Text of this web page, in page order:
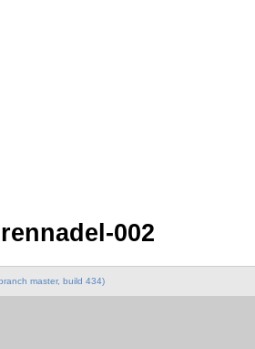
002
master, build 434)